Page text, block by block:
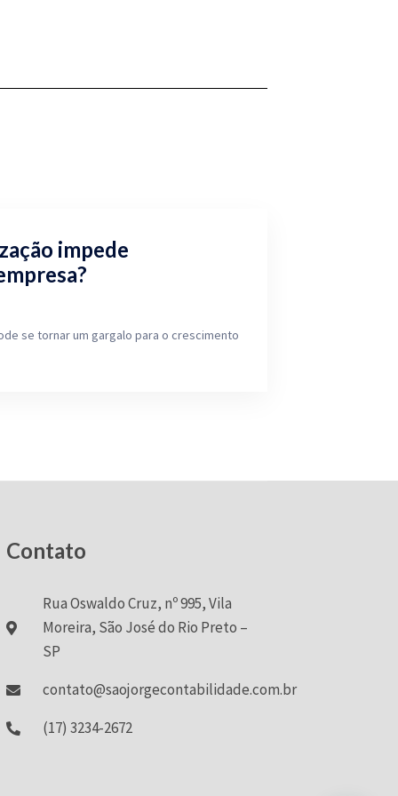
impede
se tornar um gargalo para o crescimento
Contato
Rua Oswaldo Cruz, nº 995, Vila
Moreira, São José do Rio Preto –
SP
contato@saojorgecontabilidade.com.br
(17) 3234-2672